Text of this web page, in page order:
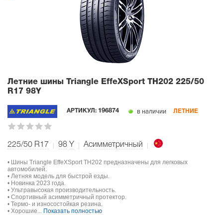
Летние шины Triangle EffeXSport TH202 225/50
R17 98Y
АРТИКУЛ: 196874 в наличии ЛЕТНИЕ
225/50 R17 98 Y Асимметричный
• Шины Triangle EffeXSport TH202 предназначены для легковых
автомобилей.
• Летняя модель для быстрой езды.
• Новинка 2023 года.
• Ультравысокая производительность.
• Спортивный асимметричный протектор.
• Термо- и износостойкая резина.
• Хорошие... Показать полностью